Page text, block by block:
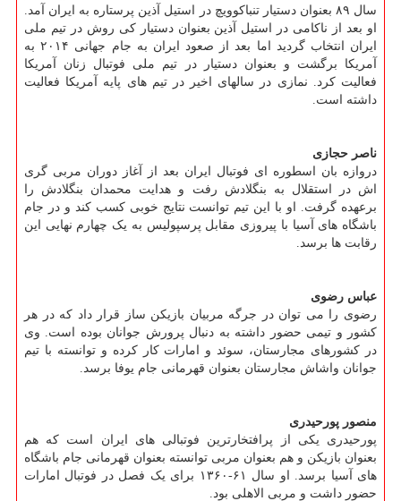
سال ۸۹ بعنوان دستیار تنباکوویچ در استیل آذین پرستاره به ایران آمد.
او بعد از ناکامی در استیل آذین بعنوان دستیار کی روش در تیم ملی
ایران انتخاب گردید اما بعد از صعود ایران به جام جهانی ۲۰۱۴ به
آمریکا برگشت و بعنوان دستیار در تیم ملی فوتبال زنان آمریکا
فعالیت کرد. نمازی در سالهای اخیر در تیم های پایه آمریکا فعالیت
داشته است.
ناصر حجازی
دروازه بان اسطوره ای فوتبال ایران بعد از آغاز دوران مربی گری
اش در استقلال به بنگلادش رفت و هدایت محمدان بنگلادش را
برعهده گرفت. او با این تیم توانست نتایج خوبی کسب کند و در جام
باشگاه های آسیا با پیروزی مقابل پرسپولیس به یک چهارم نهایی این
رقابت ها برسد.
عباس رضوی
رضوی را می توان در جرگه مربیان بازیکن ساز قرار داد که در هر
کشور و تیمی حضور داشته به دنبال پرورش جوانان بوده است. وی
در کشورهای مجارستان، سوئد و امارات کار کرده و توانسته با تیم
جوانان واشاش مجارستان بعنوان قهرمانی جام یوفا برسد.
منصور پورحیدری
پورحیدری یکی از پرافتخارترین فوتبالی های ایران است که هم
بعنوان بازیکن و هم بعنوان مربی توانسته بعنوان قهرمانی جام باشگاه
های آسیا برسد. او سال ۶۱-۱۳۶۰ برای یک فصل در فوتبال امارات
حضور داشت و مربی الاهلی بود.